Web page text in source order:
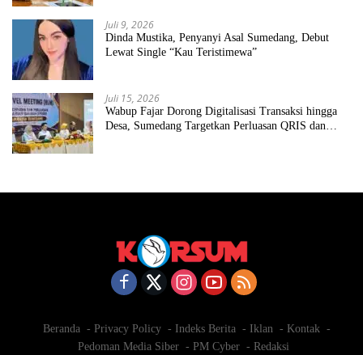
Juli 9, 2026
Dinda Mustika, Penyanyi Asal Sumedang, Debut
Lewat Single “Kau Teristimewa”
Juli 15, 2026
Wabup Fajar Dorong Digitalisasi Transaksi hingga
Desa, Sumedang Targetkan Perluasan QRIS dan
Beranda Privacy Policy Indeks Berita Iklan
Kontak
Pedoman Media Siber
PM Cyber Redaksi